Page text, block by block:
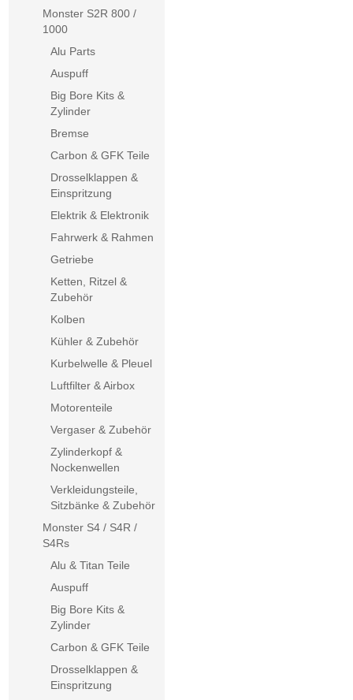
Monster S2R 800 /
1000
Alu Parts
Auspuff
Big Bore Kits &
Zylinder
Bremse
Carbon & GFK Teile
Drosselklappen &
Einspritzung
Elektrik & Elektronik
Fahrwerk & Rahmen
Getriebe
Ketten, Ritzel &
Zubehör
Kolben
Kühler & Zubehör
Kurbelwelle & Pleuel
Luftfilter & Airbox
Motorenteile
Vergaser & Zubehör
Zylinderkopf &
Nockenwellen
Verkleidungsteile,
Sitzbänke & Zubehör
Monster S4 / S4R /
S4Rs
Alu & Titan Teile
Auspuff
Big Bore Kits &
Zylinder
Carbon & GFK Teile
Drosselklappen &
Einspritzung